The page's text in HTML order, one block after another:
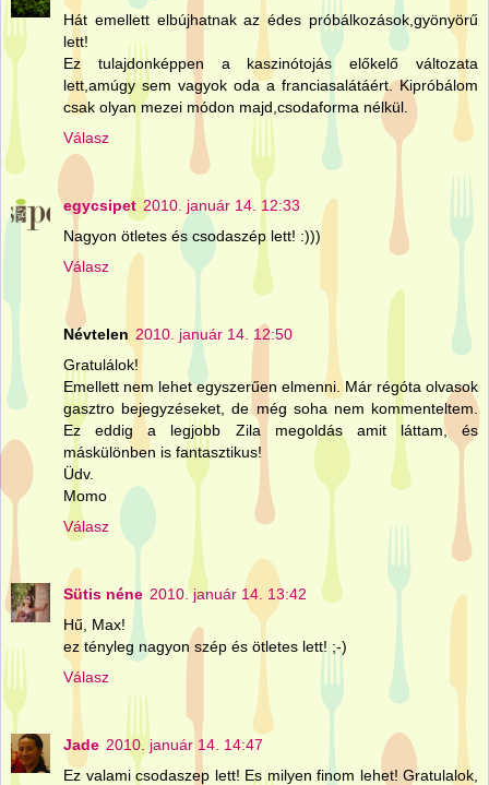
Hát emellett elbújhatnak az édes próbálkozások,gyönyörű
lett!
Ez tulajdonképpen a kaszinótojás előkelő változata
lett,amúgy sem vagyok oda a franciasalátáért. Kipróbálom
csak olyan mezei módon majd,csodaforma nélkül.
Válasz
egycsipet 2010. január 14. 12:33
Nagyon ötletes és csodaszép lett! :)))
Válasz
Névtelen 2010. január 14. 12:50
Gratulálok!
Emellett nem lehet egyszerűen elmenni. Már régóta olvasok
gasztro bejegyzéseket, de még soha nem kommenteltem.
Ez eddig a legjobb Zila megoldás amit láttam, és
máskülönben is fantasztikus!
Üdv.
Momo
Válasz
Sütis néne 2010. január 14. 13:42
Hű, Max!
ez tényleg nagyon szép és ötletes lett! ;-)
Válasz
Jade 2010. január 14. 14:47
Ez valami csodaszep lett! Es milyen finom lehet! Gratulalok,